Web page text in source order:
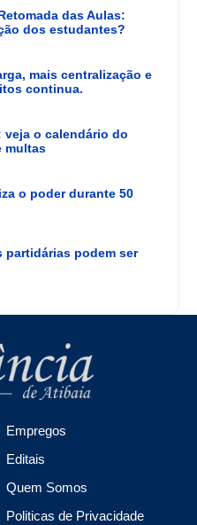
das Aulas:
dos estudantes?
mais centralização e
continua.
veja o calendário do
multas
o poder durante 50
partidárias podem ser
Empregos
Editais
Quem Somos
Politicas de Privacidade